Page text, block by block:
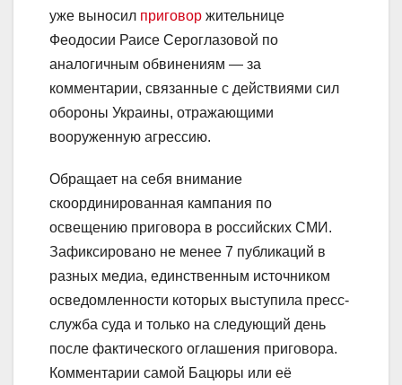
уже выносил приговор жительнице
Феодосии Раисе Сероглазовой по
аналогичным обвинениям — за
комментарии, связанные с действиями сил
обороны Украины, отражающими
вооруженную агрессию.
Обращает на себя внимание
скоординированная кампания по
освещению приговора в российских СМИ.
Зафиксировано не менее 7 публикаций в
разных медиа, единственным источником
осведомленности которых выступила пресс-
служба суда и только на следующий день
после фактического оглашения приговора.
Комментарии самой Бацюры или её